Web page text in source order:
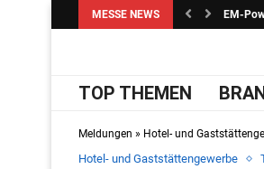
MESSE NEWS EM-
TOP THEMEN
Meldungen » Hotel- und
Hotel- und Gaststättengewerbe